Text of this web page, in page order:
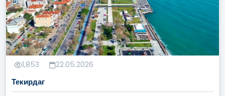
1,853 22.05.2026
Текирдаг